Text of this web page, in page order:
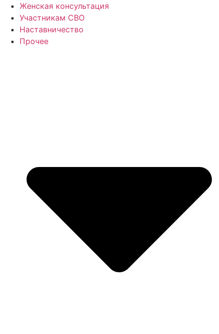
Женская консультация
Участникам СВО
Наставничество
Прочее